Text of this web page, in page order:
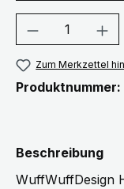
Produkt
Zum Merkzettel
Produktnummer:
Beschreibung
WuffWuffDesign